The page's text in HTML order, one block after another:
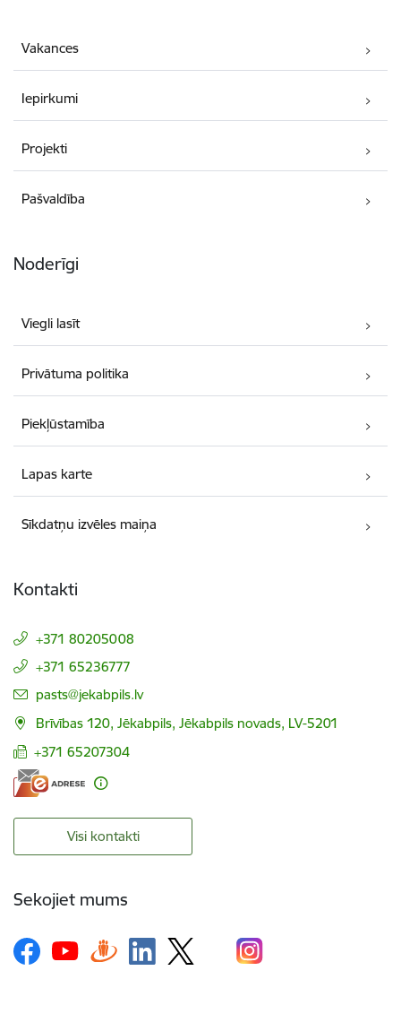
Vakances
Iepirkumi
Projekti
Pašvaldība
Noderīgi
Viegli lasīt
Privātuma politika
Piekļūstamība
Lapas karte
Sīkdatņu izvēles maiņa
Kontakti
+371 80205008
+371 65236777
E-pasts:
pasts@jekabpils.lv
Brīvības 120, Jēkabpils, Jēkabpils novads, LV-5201
+371 65207304
Visi kontakti
Sekojiet mums